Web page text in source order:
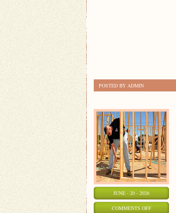
POSTED BY ADMIN
JUNE - 20 - 2026
COMMENTS OFFON